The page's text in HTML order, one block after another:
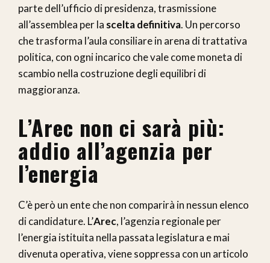
parte dell’ufficio di presidenza, trasmissione
all’assemblea per la scelta definitiva. Un percorso
che trasforma l’aula consiliare in arena di trattativa
politica, con ogni incarico che vale come moneta di
scambio nella costruzione degli equilibri di
maggioranza.
L’Arec non ci sarà più:
addio all’agenzia per
l’energia
C’è però un ente che non comparirà in nessun elenco
di candidature. L’Arec, l’agenzia regionale per
l’energia istituita nella passata legislatura e mai
divenuta operativa, viene soppressa con un articolo